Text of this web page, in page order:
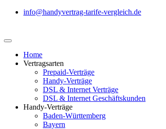
info@handyvertrag-tarife-vergleich.de
Home
Vertragsarten
Prepaid-Verträge
Handy-Verträge
DSL & Internet Verträge
DSL & Internet Geschäftskunden
Handy-Verträge
Baden-Württemberg
Bayern